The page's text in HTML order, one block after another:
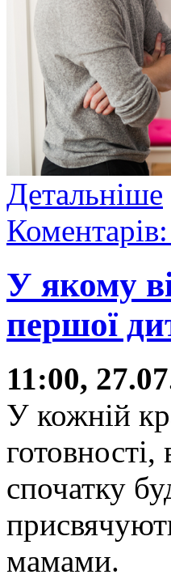
Детальніше
У якому
першої
11:00,
У кожній
спочатку
мамами.